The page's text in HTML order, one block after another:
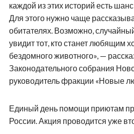
каждой из этих историй есть
Для этого нужно чаще
обитателях. Возможно,
увидит тот, кто станет любящим
бездомного животного», —
Законодательного собрания
руководитель фракции «Новые
Единый день помощи приютам
России. Акция проводится уже